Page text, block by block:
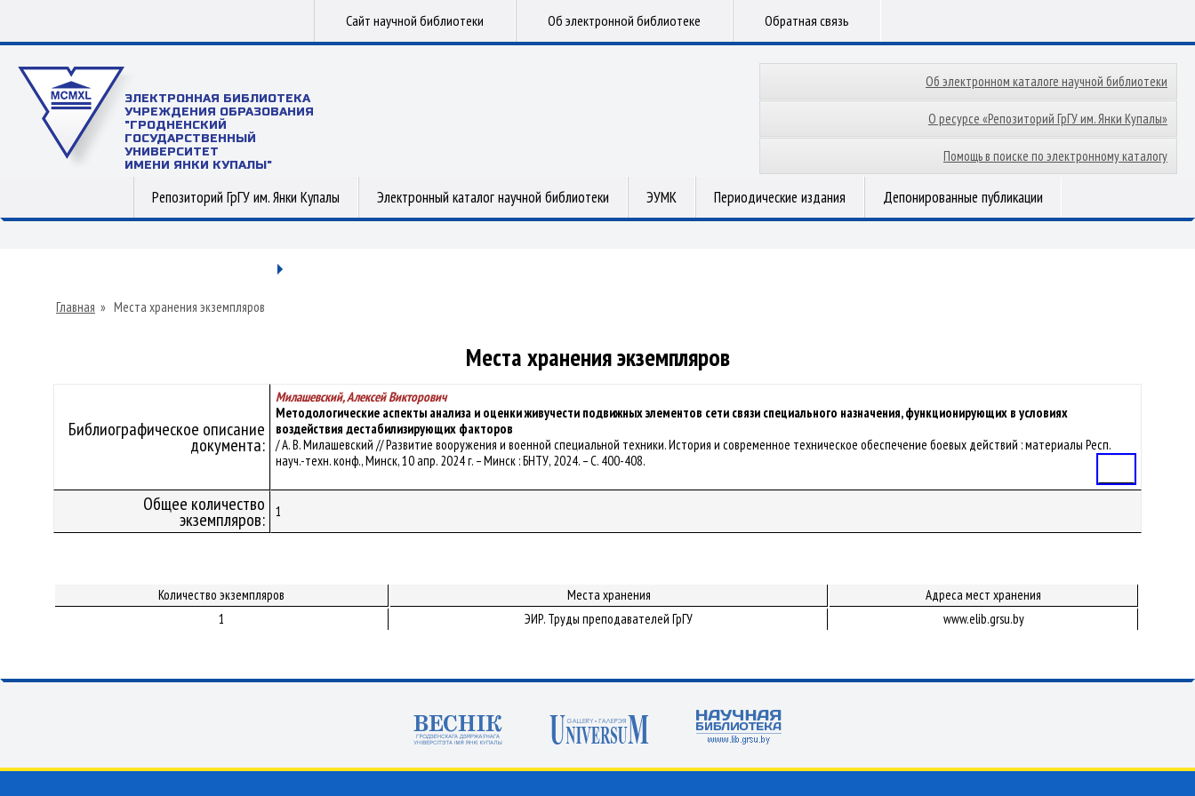
Сайт научной библиотеки Об электронной библиотеке Обратная связь
ЭЛЕКТРОННАЯ БИБЛИОТЕКА
УЧРЕЖДЕНИЯ ОБРАЗОВАНИЯ
"ГРОДНЕНСКИЙ
ГОСУДАРСТВЕННЫЙ
УНИВЕРСИТЕТ
ИМЕНИ ЯНКИ КУПАЛЫ"
Об электронном каталоге научной библиотеки
О ресурсе «Репозиторий ГрГУ им. Янки Купалы»
Помощь в поиске по электронному каталогу
Репозиторий ГрГУ им. Янки Купалы Электронный каталог научной библиотеки ЭУМК Периодические издания Депонированные публикации
Главная » Места хранения экземпляров
Места хранения экземпляров
Библиографическое описание
документа:
Милашевский, Алексей Викторович
Методологические аспекты анализа и оценки живучести подвижных элементов сети связи специального назначения, функционирующих в условиях
воздействия дестабилизирующих факторов
/ А. В. Милашевский // Развитие вооружения и военной специальной техники. История и современное техническое обеспечение боевых действий : материалы Респ.
науч.-техн. конф., Минск, 10 апр. 2024 г. – Минск : БНТУ, 2024. – С. 400-408.
Общее количество
экземпляров: 1
Количество экземпляров Места хранения
Адреса мест хранения
1
ЭИР. Труды преподавателей ГрГУ www.elib.grsu.by